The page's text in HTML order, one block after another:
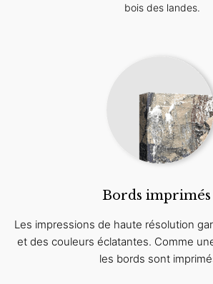
bois des landes.
Bords imprimés
Les impressions de haute résolution
et des couleurs éclatantes. Comme
les bords sont